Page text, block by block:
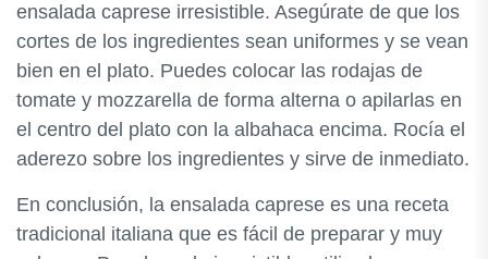
ensalada caprese irresistible. Asegúrate de que los
cortes de los ingredientes sean uniformes y se vean
bien en el plato. Puedes colocar las rodajas de
tomate y mozzarella de forma alterna o apilarlas en
el centro del plato con la albahaca encima. Rocía el
aderezo sobre los ingredientes y sirve de inmediato.
En conclusión, la ensalada caprese es una receta
tradicional italiana que es fácil de preparar y muy